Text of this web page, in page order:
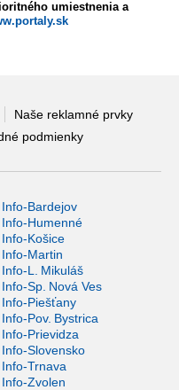
umiestnenia a
Naše reklamné prvky
podmienky
Info-Bardejov
Info-Humenné
Info-Košice
Info-Martin
Info-L. Mikuláš
Info-Sp. Nová Ves
Info-Piešťany
Info-Pov. Bystrica
Info-Prievidza
Info-Slovensko
Info-Trnava
Info-Zvolen